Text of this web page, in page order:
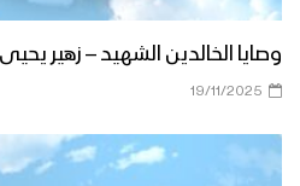
وصايا الخالدين الشهيد – زهير
19/11/2025